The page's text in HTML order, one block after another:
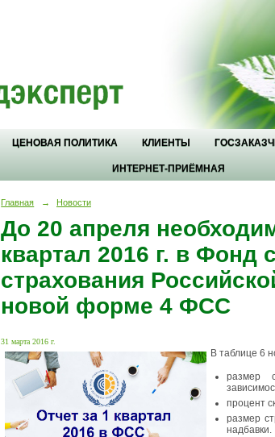
ЦЕНОВАЯ ПОЛИТИКА КЛИЕНТЫ
ИНТЕРНЕТ-ПРИЁМНАЯ
Главная → Новости
До 20 апреля
квартал 2016 г. в Фонд
страхования
новой форме 4 ФСС
31 марта 2016 г.
В таблице 6
размер
процент
размер
надбавки.